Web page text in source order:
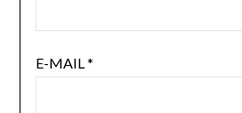
E-MAIL*